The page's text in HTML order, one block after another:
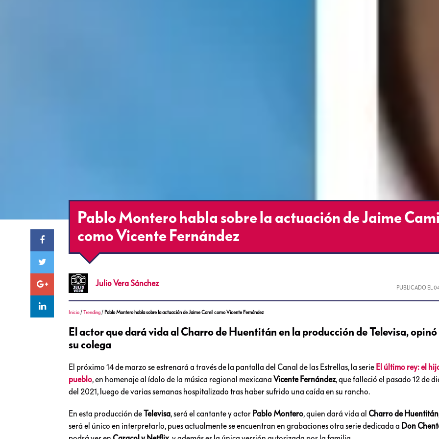
Pablo Montero habla sobre la actuación de Jaime
como Vicente Fernández
JulioVera Sánchez PUBLICADO EL
Inicio /Trending / Pablo Montero habla sobre la actuación de Jaime Camil como Vicente Fernández
El actor que dará vida al Charro de Huentitán en la producción de Televisa, opinó
su colega
El próximo 14 de marzo se estrenará a través de la pantalla del Canal de las Estrellas, la serie El último rey: el
pueblo, en homenaje al ídolo de la música regional mexicanaVicente Fernández, que falleció el pasado 12 de
del 2021, luego de varias semanas hospitalizado tras haber sufrido una caída en su rancho.
En esta producción deTelevisa, será el cantante y actor Pablo Montero, quien dará vida al Charro de Huentitán
será el único en interpretarlo, pues actualmente se encuentran en grabaciones otra serie dedicada a Don